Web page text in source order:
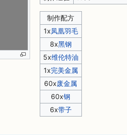
制作配方
1x凤凰羽毛
8x黑钢
5x维伦特油
1x完美金属
60x废金属
60x钢
6x带子